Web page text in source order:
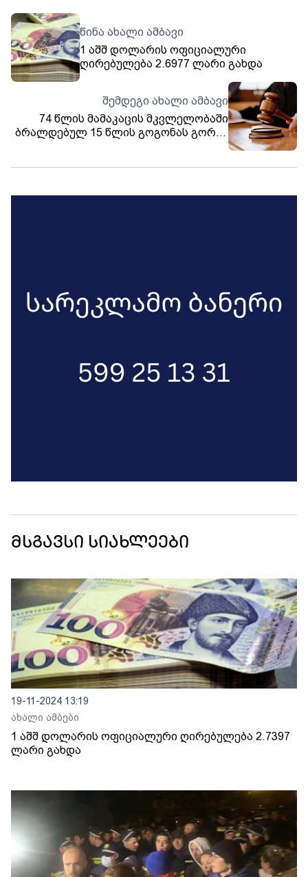
წინა ახალი ამბავი
1 აშშ დოლარის ოფიციალური
ღირებულება 2.6977 ლარი გახდა
შემდეგი ახალი ამბავი
74 წლის მამაკაცის მკვლელობაში
ბრალდებულ 15 წლის გოგონას გორის
მსგავსი სიახლეები
19-11-2024 13:19
ახალი ამბები
1 აშშ დოლარის ოფიციალური ღირებულება 2.7397
ლარი გახდა